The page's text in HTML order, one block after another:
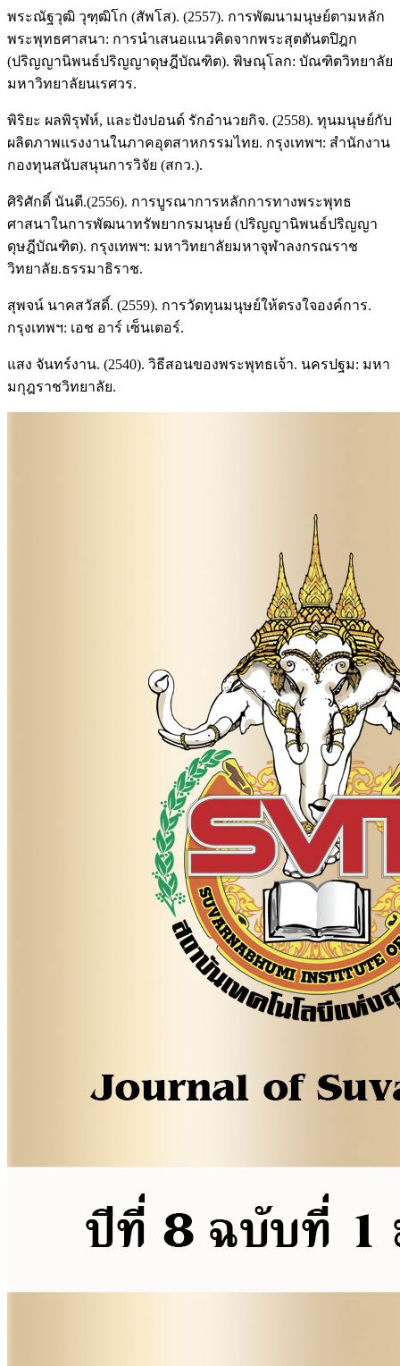
พระณัฐวุฒิ วุฑฺฒิโก (สัพโส). (2557). การพัฒนามนุษย์ตามหลัก
พระพุทธศาสนา: การนำเสนอแนวคิดจากพระสุตตันตปิฎก
(ปริญญานิพนธ์ปริญญาดุษฎีบัณฑิต). พิษณุโลก: บัณฑิตวิทยาลัย
มหาวิทยาลัยนเรศวร.
พิริยะ ผลพิรุฬห์, และปังปอนด์ รักอำนวยกิจ. (2558). ทุนมนุษย์กับ
ผลิตภาพแรงงานในภาคอุตสาหกรรมไทย. กรุงเทพฯ: สำนักงาน
กองทุนสนับสนุนการวิจัย (สกว.).
ศิริศักดิ์ นันตี.(2556). การบูรณาการหลักการทางพระพุทธ
ศาสนาในการพัฒนาทรัพยากรมนุษย์ (ปริญญานิพนธ์ปริญญา
ดุษฎีบัณฑิต). กรุงเทพฯ: มหาวิทยาลัยมหาจุฬาลงกรณราช
วิทยาลัย.ธรรมาธิราช.
สุพจน์ นาคสวัสดิ์. (2559). การวัดทุนมนุษย์ให้ตรงใจองค์การ.
กรุงเทพฯ: เอช อาร์ เซ็นเตอร์.
แสง จันทร์งาน. (2540). วิธีสอนของพระพุทธเจ้า. นครปฐม: มหา
มกุฎราชวิทยาลัย.